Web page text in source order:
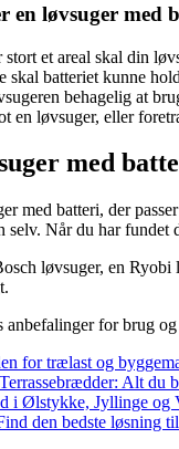
en løvsuger med
stort et areal skal din
batteriet kunne
behagelig at
en løvsuger, eller
med
med batteri, der
selv. Når du har
løvsuger, en
for brug
for trælast og
Terrassebrædder: Alt du
i Ølstykke, Jyllinge og
den bedste løsning